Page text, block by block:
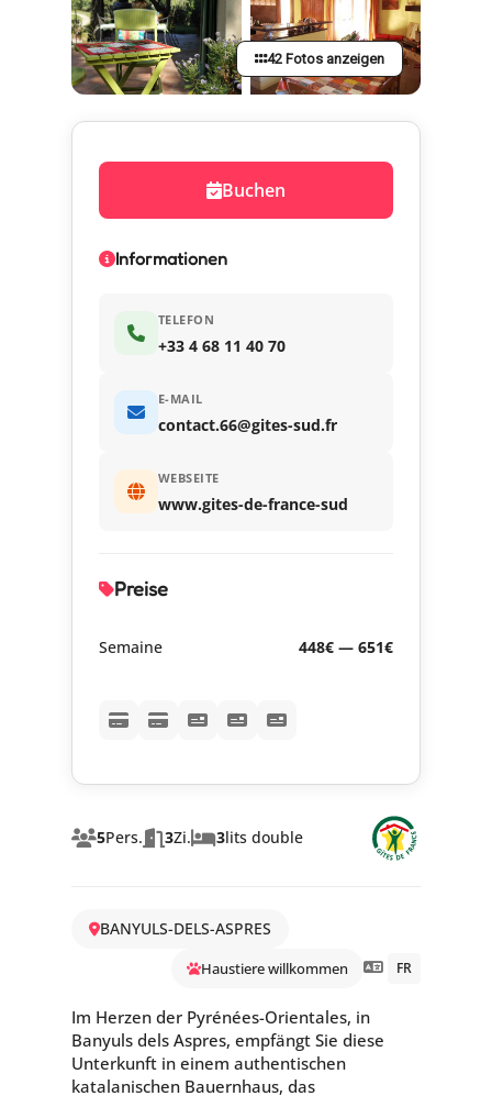
42 Fotos anzeigen
5Pers. 3Zi. 3lits double
BANYULS-DELS-ASPRES
Haustiere willkommen FR
Im Herzen der Pyrénées-Orientales, in
Banyuls dels Aspres, empfängt Sie diese
Unterkunft in einem authentischen
katalanischen Bauernhaus, das
Buchen
Informationen
TELEFON
+33 4 68 11 40 70
E-MAIL
contact.66@gites-sud.fr
WEBSEITE
www.gites-de-france-sud
Preise
Semaine 448€ — 651€